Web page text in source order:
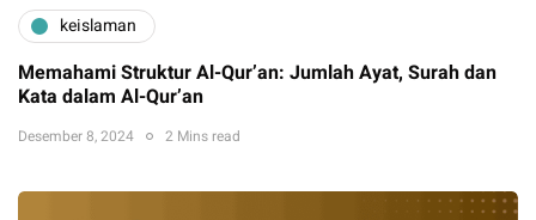
keislaman
Memahami Struktur Al-Qur’an: Jumlah Ayat, Surah dan
Kata dalam Al-Qur’an
Desember 8, 2024 2 Mins read